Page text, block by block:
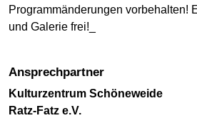
Programmänderungen vorbehalten!
und Galerie frei!_
Ansprechpartner
Kulturzentrum Schöneweide
Ratz-Fatz e.V.